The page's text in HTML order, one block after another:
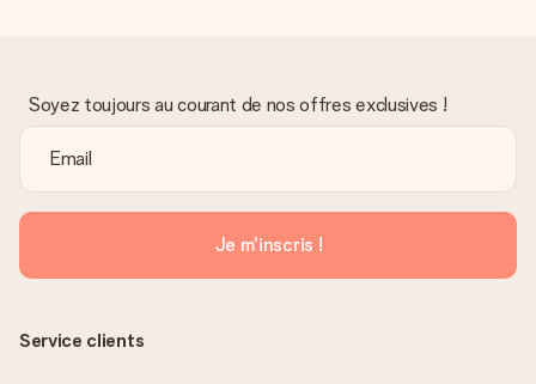
Soyez toujours au courant de nos offres exclusives !
Je m'inscris !
Service clients